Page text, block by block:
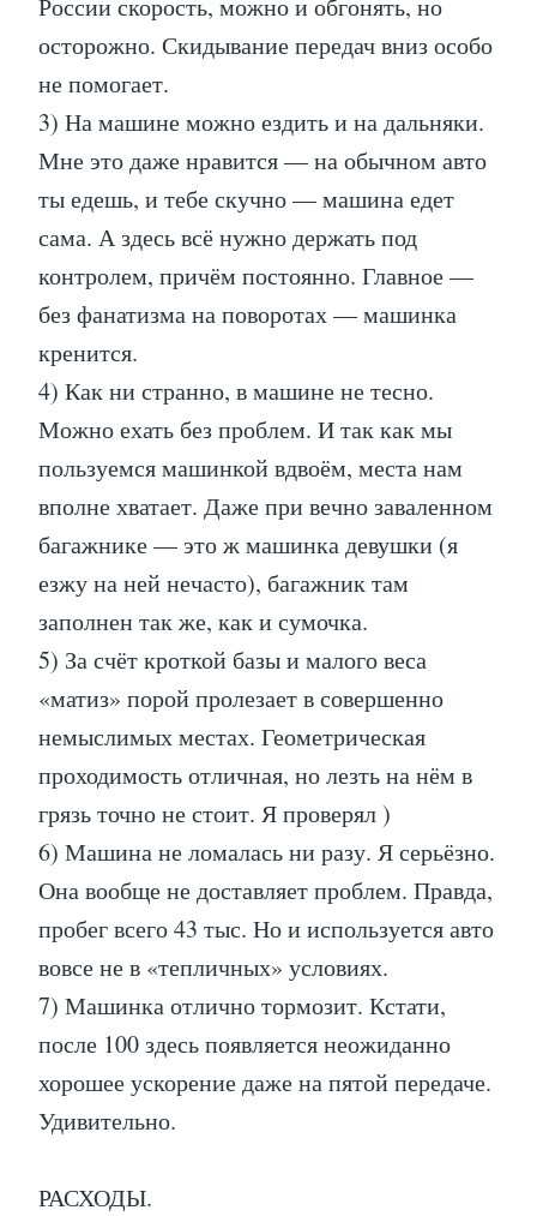
России скорость, можно и обгонять, но
осторожно. Скидывание передач вниз особо
не помогает.
3) На машине можно ездить и на дальняки.
Мне это даже нравится — на обычном авто
ты едешь, и тебе скучно — машина едет
сама. А здесь всё нужно держать под
контролем, причём постоянно. Главное —
без фанатизма на поворотах — машинка
кренится.
4) Как ни странно, в машине не тесно.
Можно ехать без проблем. И так как мы
пользуемся машинкой вдвоём, места нам
вполне хватает. Даже при вечно заваленном
багажнике — это ж машинка девушки (я
езжу на ней нечасто), багажник там
заполнен так же, как и сумочка.
5) За счёт кроткой базы и малого веса
«матиз» порой пролезает в совершенно
немыслимых местах. Геометрическая
проходимость отличная, но лезть на нём в
грязь точно не стоит. Я проверял )
6) Машина не ломалась ни разу. Я серьёзно.
Она вообще не доставляет проблем. Правда,
пробег всего 43 тыс. Но и используется авто
вовсе не в «тепличных» условиях.
7) Машинка отлично тормозит. Кстати,
после 100 здесь появляется неожиданно
хорошее ускорение даже на пятой передаче.
Удивительно.
РАСХОДЫ.